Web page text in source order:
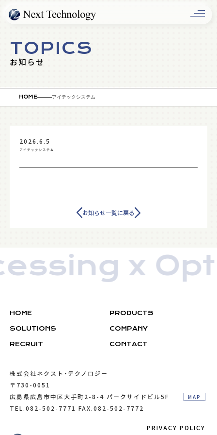
RECRUIT
TOPICS
お知らせ
HOME アイテックシステム
2026.6.5
アイテックシステム
お知らせ一覧に戻る
x
HOME PRODUCTS
SOLUTIONS COMPANY
RECRUIT CONTACT
株式会社ネクスト・テクノロジー
〒730-0051
広島県広島市中区大手町2-8-4 パークサイドビル5F
MAP
TEL.082-502-7771 FAX.082-502-7772
PRIVACY POLICY